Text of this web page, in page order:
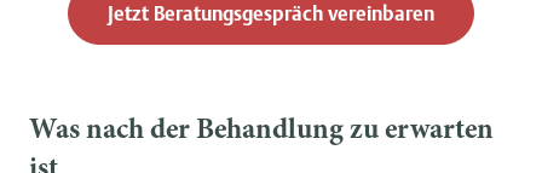
Jetzt Beratungsgespräch vereinbaren
Was nach der Behandlung zu erwarten